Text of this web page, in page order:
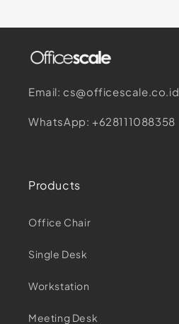
Email: cs@officescale.co.id
WhatsApp: +628111088358
Products
Office Chair
Single Desk
Workstation
Meeting Desk